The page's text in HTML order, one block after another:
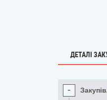
ДЕТАЛІ
-